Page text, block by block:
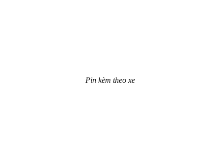
Pin kèm theo xe